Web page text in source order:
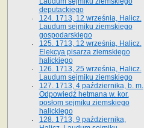
deputackiego
124. 1713, 12 września, Halicz.
Laudum sejmiku ziemskiego
gospodarskiego
125. 1713, 12 września, Halicz.
Elekcya pisarza ziemskiego
halickiego
126. 1713, 25 września, Halicz.
Laudum sejmiku ziemskiego
127. 1713, 4 października, b. m.
Odpowiedź hetmana w. kor.
posłom sejmiku ziemskiego
halickiego
128. 1713, 9 października,